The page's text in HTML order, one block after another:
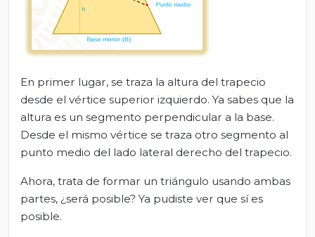
En primer lugar, se traza la altura del trapecio
desde el vértice superior izquierdo. Ya sabes que la
altura es un segmento perpendicular a la base.
Desde el mismo vértice se traza otro segmento al
punto medio del lado lateral derecho del trapecio.
Ahora, trata de formar un triángulo usando ambas
partes, ¿será posible? Ya pudiste ver que sí es
posible.